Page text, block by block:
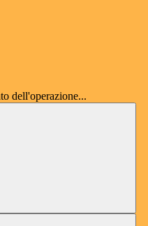
dell'operazione...